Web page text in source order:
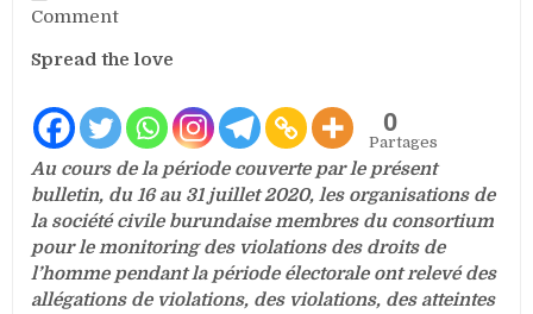
Commenton
bimensuel
sur
le
processus
électoral
de
2020
au
Burundi
Spread the love
0
Partages
Au cours de la période couverte par le présent
bulletin, du 16 au 31 juillet 2020, les organisations de
la société civile burundaise membres du consortium
pour le monitoring des violations des droits de
l’homme pendant la période électorale ont relevé des
allégations de violations, des violations, des atteintes